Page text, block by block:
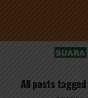
All posts tagged